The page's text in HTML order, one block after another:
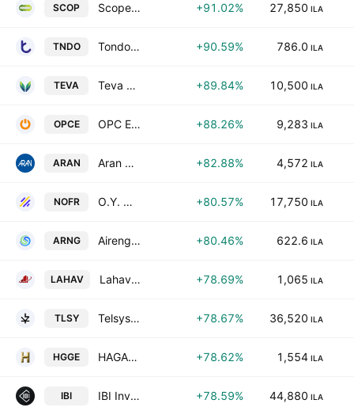
SCOP Scope Metals Group Ltd +91.02% 27,850 ILA
TNDO Tondo Smart Ltd. +90.59% 786.0 ILA
TEVA Teva Pharmaceutical Industries Limited +89.84% 10,500 ILA
OPCE OPC Energy Ltd. +88.26% 9,283 ILA
ARAN Aran Research & Development (1982) Ltd. +82.88% 4,572 ILA
NOFR O.Y. NOFAR ENERGY LTD +80.57% 17,750 ILA
ARNG Airengy Tech Ltd. +80.46% 622.6 ILA
LAHAV Lahav L.R. Real Estate Ltd. +78.69% 1,065 ILA
TLSY Telsys Ltd. +78.67% 36,520 ILA
HGGE HAGAG EUROPE DEVELOPMENT Z.F. LTD +78.62% 1,554 ILA
IBI IBI Investment House Ltd. +78.59% 44,880 ILA